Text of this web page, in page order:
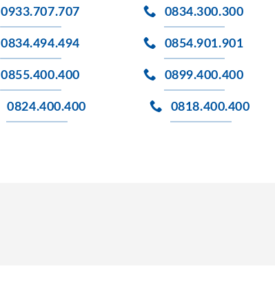
0933.707.707
0834.494.494
0855.400.400
0824.400.400
0834.300.300
0854.901.901
0899.400.400
0818.400.400